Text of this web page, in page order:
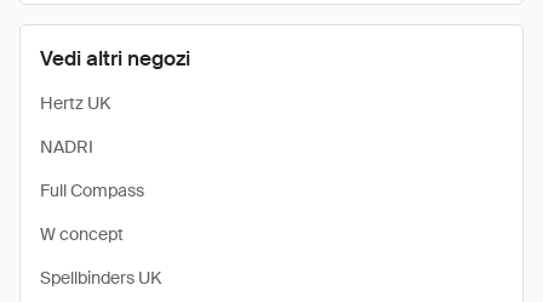
Vedi altri negozi
Hertz UK
NADRI
Full Compass
W concept
Spellbinders UK